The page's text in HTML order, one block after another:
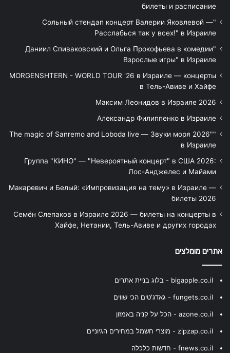
билеты и расписание
"Сольный стендап концерт Валерии Яковлевой —
Расслабься так у всех!" в Израиле
"Даниил Спиваковский и Ольга Прокофьева в комедии
Взрослые игры" в Израиле
MORGENSHTERN - WORLD TOUR '26 в Израиле — концерты
в Тель-Авиве и Хайфе
Максим Леонидов в Израиле 2026
Александр Филиппенко в Израиле
"The magic of Sanremo and Loboda live — Звуки моря 2026"
в Израиле
Группа "КИНО" — "Невероятный концерт" в США 2026:
Лос-Анджелес и Майами
Макаревич и Белый: «Импровизация на тему» в Израиле —
билеты 2026
Семён Слепаков в Израиле 2026 — билеты на концерты в
Хайфе, Нетании, Тель-Авиве и других городах
אתרים מומלצים
bigapple.co.il - בלוג בניית אתרים
fungets.co.il - גאדג'טים הכי שווים
azone.co.il - הכל על קניה באמזון
zipzap.co.il - מוצרי חשמל במחירים הגיוניים
fnews.co.il - חדשות כלכלה